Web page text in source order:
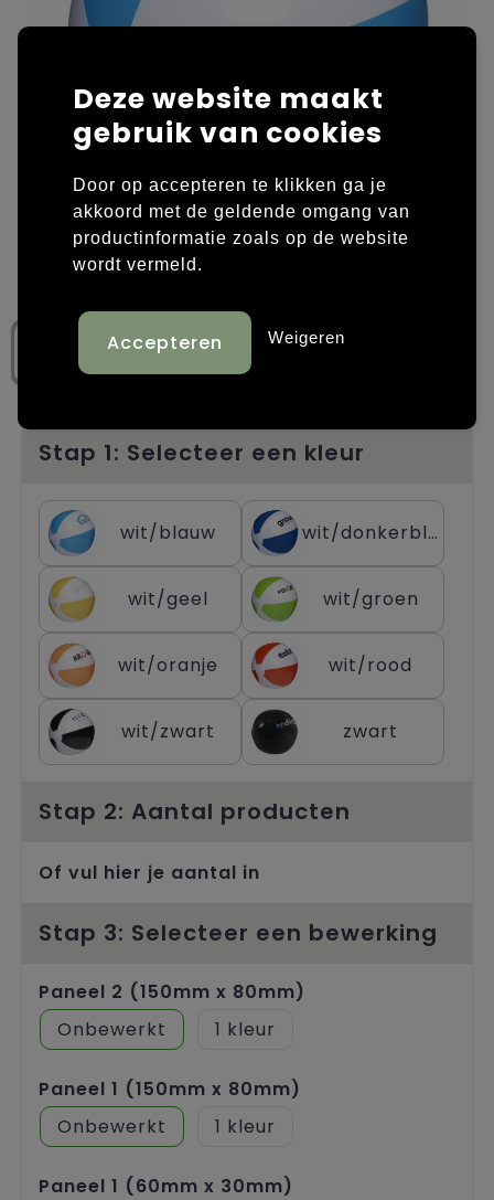
Overige tassen
Papieren tassen
Promotietassen
Reistassen
Schoudertassen
Tassen voor sport
Trolleys
Polo's
Sweaters bedrukken
T-shirts bedrukken
Vesten bedrukken
Stap 1: Selecteer een kleur
wit/blauw wit/donkerblauw
wit/geel wit/groen
wit/oranje wit/rood
wit/zwart zwart
Stap 2: Aantal producten
Of vul hier je aantal in
Stap 3: Selecteer een bewerking
Paneel 2 (150mm x 80mm)
Onbewerkt
1
Paneel 1 (150mm x 80mm)
Onbewerkt
1
Paneel 1 (60mm x 30mm)
Deze website maakt
gebruik van cookies
Door op accepteren te klikken ga je
akkoord met de geldende omgang van
productinformatie zoals op de website
wordt vermeld.
Weigeren